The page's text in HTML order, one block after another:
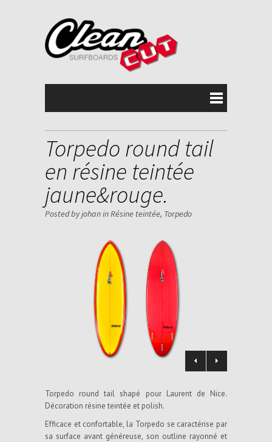
Torpedo round tail
en résine teintée
jaune&rouge.
Posted by johan inRésine teintée, Torpedo
Torpedo round tail shapé pour Laurent de Nice.
Décoration résine teintée et polish.
Efficace et confortable, la Torpedo se caractérise par
sa surface avant généreuse, son outline rayonné et